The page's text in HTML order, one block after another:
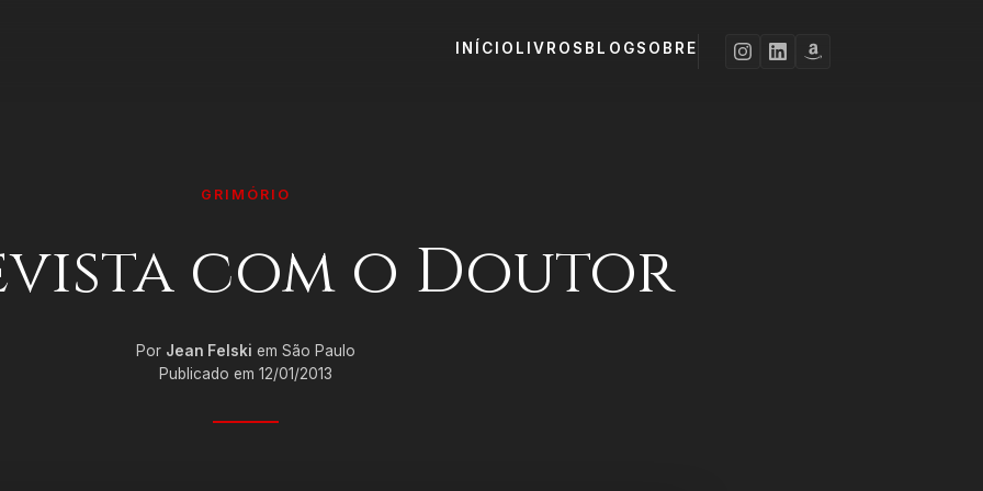
INÍCIO LIVROS BLOGSOBRE
GRIMÓRIO
com o Doutor
Por Jean Felski em São Paulo
Publicado em 12/01/2013